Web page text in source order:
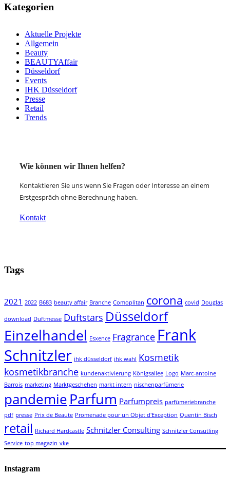
Kategorien
Aktuelle Projekte
Allgemein
Beauty
BEAUTYAffair
Düsseldorf
Events
IHK Düsseldorf
Presse
Retail
Trends
Wie können wir Ihnen helfen?
Kontaktieren Sie uns wenn Sie Fragen oder Interesse an einem
Erstgespräch ohne Berechnung haben.
Kontakt
Tags
2021 2022 B683 beauty affair Branche Comoplitan corona covid Douglas
download Duftmesse Duftstars Düsseldorf
Einzelhandel Esxence Fragrance Frank
Schnitzler ihk düsseldorf ihk wahl Kosmetik
kosmetikbranche kundenaktivierung Königsallee Logo Marc-antoine
Barrois marketing Marktgeschehen markt intern nischenparfümerie
pandemie Parfum Parfumpreis parfümeriebranche
pdf presse Prix de Beaute Promenade pour un Objet d'Exception Quentin Bisch
retail Richard Hardcastle Schnitzler Consulting Schnitzler Consutling
Service top magazin vke
Instagram